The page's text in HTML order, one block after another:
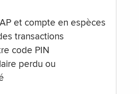
et compte en espèces
transactions
code PIN
perdu ou